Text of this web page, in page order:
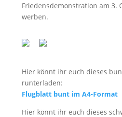
Friedensdemonstration am 3.
werben.
Hier könnt ihr euch dieses
runterladen:
Flugblatt bunt im A4-Format
Hier könnt ihr euch dieses